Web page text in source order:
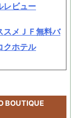
レビュー
スメＪＦ無料バ
クホテル
BOUTIQUE